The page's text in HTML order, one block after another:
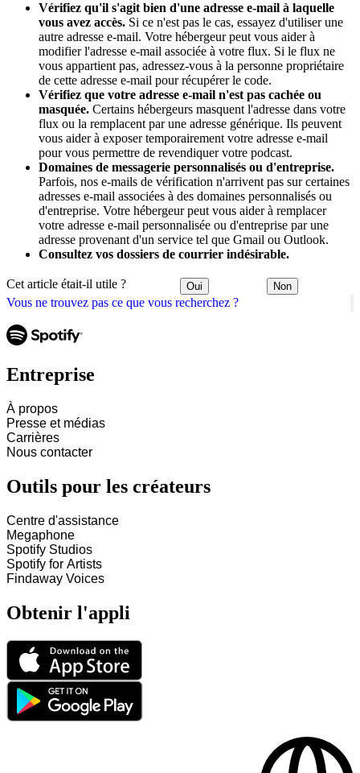
Vous ne trouvez pas ce que vous recherchez ?
Vérifiez qu'il s'agit bien d'une adresse e-mail à laquelle
vous avez accès. Si ce n'est pas le cas, essayez d'utiliser une
autre adresse e-mail. Votre hébergeur peut vous aider à
modifier l'adresse e-mail associée à votre flux. Si le flux ne
vous appartient pas, adressez-vous à la personne propriétaire
de cette adresse e-mail pour récupérer le code.
Vérifiez que votre adresse e-mail n'est pas cachée ou
masquée. Certains hébergeurs masquent l'adresse dans votre
flux ou la remplacent par une adresse générique. Ils peuvent
vous aider à exposer temporairement votre adresse e-mail
pour vous permettre de revendiquer votre podcast.
Domaines de messagerie personnalisés ou d'entreprise.
Parfois, nos e-mails de vérification n'arrivent pas sur certaines
adresses e-mail associées à des domaines personnalisés ou
d'entreprise. Votre hébergeur peut vous aider à remplacer
votre adresse e-mail personnalisée ou d'entreprise par une
adresse provenant d'un service tel que Gmail ou Outlook.
Consultez vos dossiers de courrier indésirable.
Cet article était-il utile ? Oui Non
Entreprise
À propos
Presse et médias
Carrières
Nous contacter
Outils pour les créateurs
Centre d'assistance
Megaphone
Spotify Studios
Spotify for Artists
Findaway Voices
Obtenir l'appli